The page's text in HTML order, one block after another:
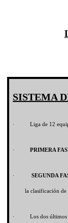
SISTEMA
· Liga de 12
· PRIMERA
· SEGUNDA
la clasificación de
· Los dos